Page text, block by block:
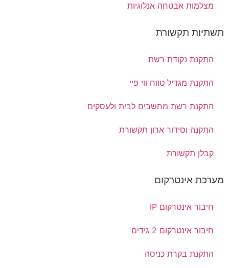
מצלמות אבטחה אנלוגיות
תשתיות תקשורת
התקנת נקודת רשת
התקנת מגדיל טווח ווי פיי
התקנת רשת מחשבים לבית ולעסקים
התקנה וסידור ארון תקשורת
קבלן תקשורת
מערכת אינטרקום
חיבור אינטרקום IP
חיבור אינטרקום 2 גידים
התקנת בקרת כניסה